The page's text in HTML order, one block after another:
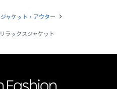
ジャケット・アウター navigate_next
ラックスジャケット